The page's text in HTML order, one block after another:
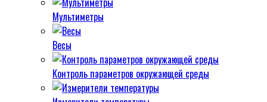
Мультиметры
Весы
Контроль параметров окружающей среды